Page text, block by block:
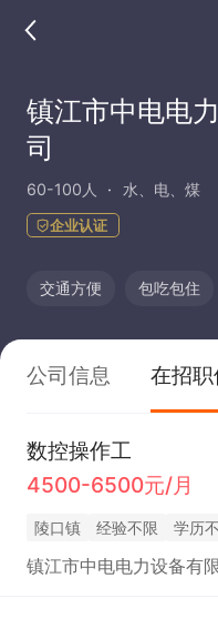
镇江市中电电
司
60-100人 水、电、煤
企业认证
交通方便 包吃包住
公司信息 在招职
数控操作工
4500-6500元/月
陵口镇 经验不限 学历
镇江市中电电力设备有